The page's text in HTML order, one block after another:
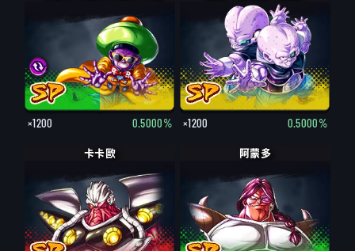
×1200 0.5000% ×1200 0.5000%
卡卡歐 阿蒙多